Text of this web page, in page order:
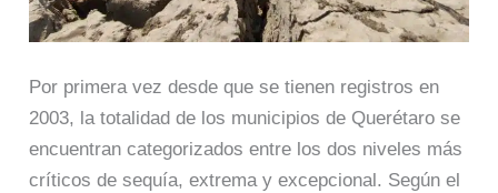
Por primera vez desde que se tienen registros en
2003, la totalidad de los municipios de Querétaro se
encuentran categorizados entre los dos niveles más
críticos de sequía, extrema y excepcional. Según el